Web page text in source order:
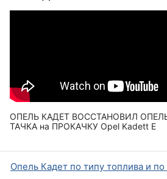
ОПЕЛЬ КАДЕТ ВОССТАНОВИЛ
ТАЧКА на ПРОКАЧКУ Opel Kadett E
Опель Кадет по типу топлива и